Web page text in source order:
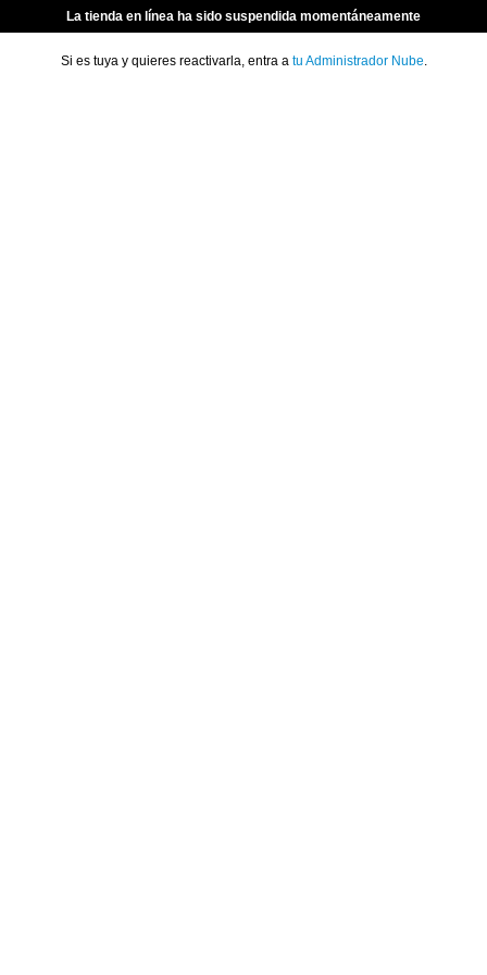
La tienda en línea ha sido suspendida momentáneamente
Si es tuya y quieres reactivarla, entra a tu Administrador Nube.